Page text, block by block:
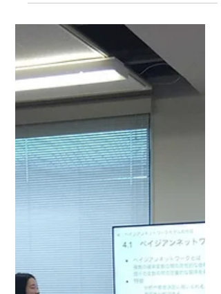
タッフとして参加した話、LINEヤフーの方
についての発表でした。CODEBLUEでは、
講演や企業ブースがありいろんなお話を聞
くことができ、新しい知識を得たり変わっ
た経験ができて新鮮だったそうで...